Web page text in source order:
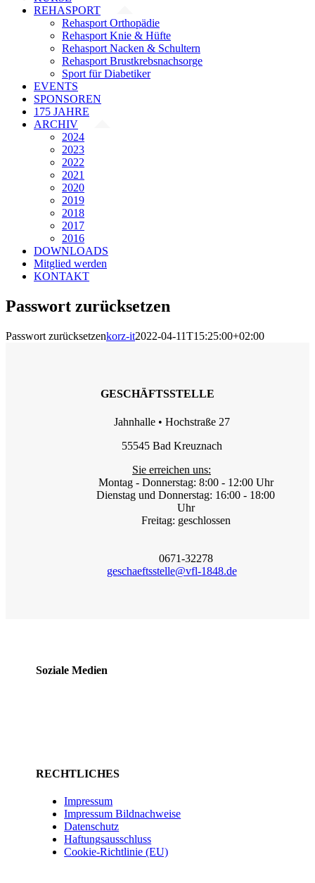
REHASPORT
Rehasport Orthopädie
Rehasport Knie & Hüfte
Rehasport Nacken & Schultern
Rehasport Brustkrebsnachsorge
Sport für Diabetiker
EVENTS
SPONSOREN
175 JAHRE
ARCHIV
2024
2023
2022
2021
2020
2019
2018
2017
2016
DOWNLOADS
Mitglied werden
KONTAKT
Passwort zurücksetzen
Passwort zurücksetzenkorz-it2022-04-11T15:25:00+02:00
GESCHÄFTSSTELLE
Jahnhalle • Hochstraße 27
55545 Bad Kreuznach
Sie erreichen uns:
Montag - Donnerstag: 8:00 - 12:00 Uhr
Dienstag und Donnerstag: 16:00 - 18:00
Uhr
Freitag: geschlossen
0671-32278
geschaeftsstelle@vfl-1848.de
Soziale Medien
RECHTLICHES
Impressum
Impressum Bildnachweise
Datenschutz
Haftungsausschluss
Cookie-Richtlinie (EU)